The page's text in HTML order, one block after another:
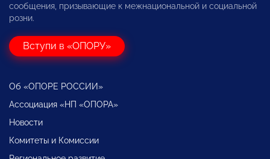
сообщения, призывающие к межнациональной и социальной
розни.
Вступи в «ОПОРУ»
Об «ОПОРЕ РОССИИ»
Ассоциация «НП «ОПОРА»
Новости
Комитеты и Комиссии